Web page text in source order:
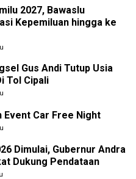
2027, Bawaslu
Kepemiluan hingga ke
Gus Andi Tutup Usia
Tol Cipali
Event Car Free Night
Dimulai, Gubernur Andra
Dukung Pendataan